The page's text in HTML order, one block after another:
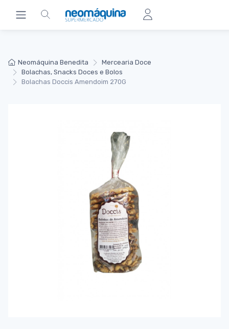
Neomáquina Benedita
Mercearia Doce
Bolachas, Snacks Doces e Bolos
Bolachas Doccis Amendoim 270G